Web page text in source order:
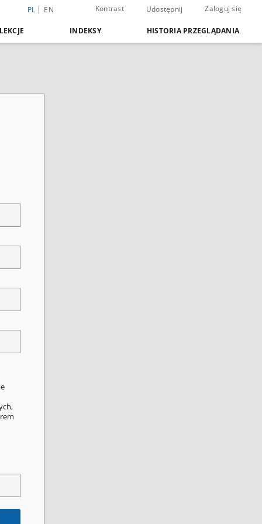
PL EN Kontrast Udostępnij Zaloguj się
INDEKSY HISTORIA PRZEGLĄDANIA